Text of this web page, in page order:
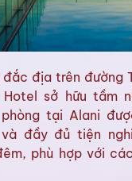
địa trên đường
Hotel sở hữu tầm
tại Alani
đầy đủ tiện
phù hợp với